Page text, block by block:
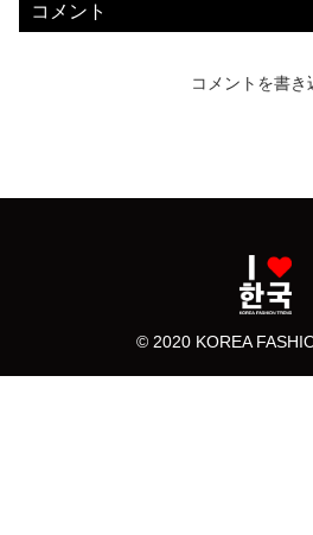
コメント
コメントを書き
© 2020 KOREA